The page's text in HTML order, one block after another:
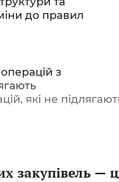
до правил
з
які не
закупівель —